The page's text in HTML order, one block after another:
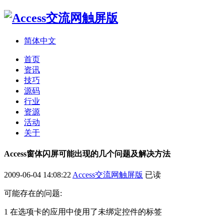
简体中文
首页
资讯
技巧
源码
行业
资源
活动
关于
Access窗体闪屏可能出现的几个问题及解决方法
2009-06-04 14:08:22 Access交流网触屏版 已读
可能存在的问题:
1 在选项卡的应用中使用了未绑定控件的标签